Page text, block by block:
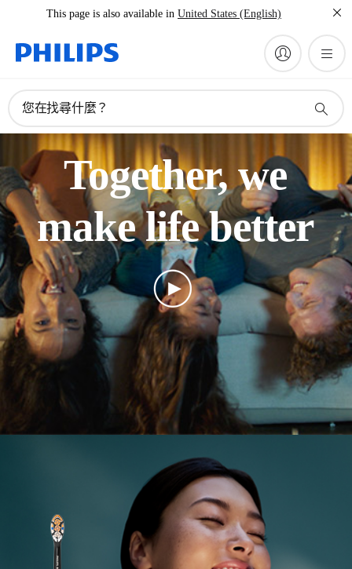
This page is also available in United States (English)
您在找尋什麼？
Together, we
make life better